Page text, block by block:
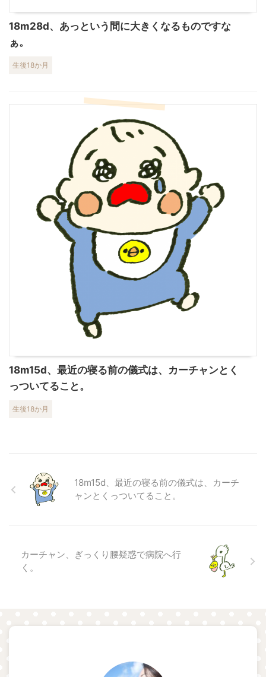
18m28d、あっという間に大きくなるものですな
ぁ。
生後18か月
18m15d、最近の寝る前の儀式は、カーチャンとく
っついてること。
生後18か月
18m15d、最近の寝る前の儀式は、カーチ
ャンとくっついてること。
カーチャン、ぎっくり腰疑惑で病院へ行
く。